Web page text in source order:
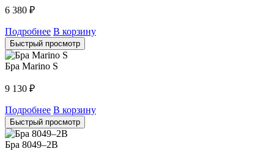
6 380 ₽
Подробнее В корзину
Быстрый просмотр
Бра Marino S
9 130 ₽
Подробнее В корзину
Быстрый просмотр
Бра 8049–2B